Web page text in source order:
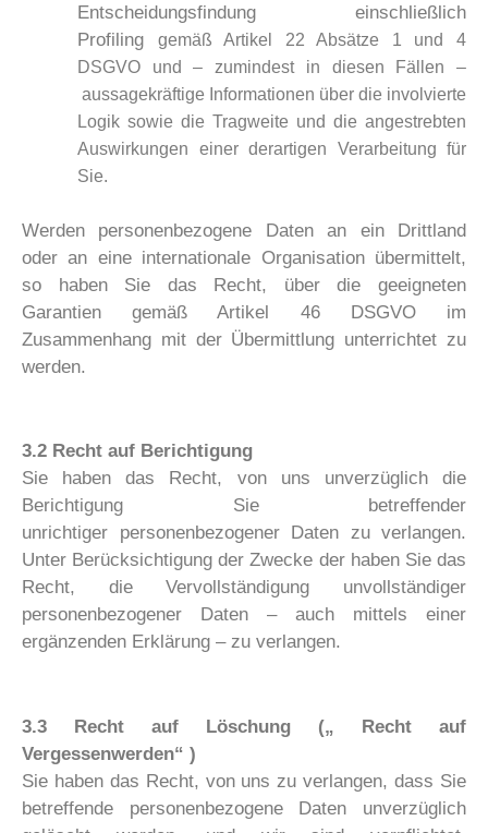
Entscheidungsfindung einschließlich
Profiling gemäß Artikel 22 Absätze 1 und 4
DSGVO und – zumindest in diesen Fällen –
aussagekräftige Informationen über die involvierte
Logik sowie die Tragweite und die angestrebten
Auswirkungen einer derartigen Verarbeitung für
Sie.
Werden personenbezogene Daten an ein Drittland
oder an eine internationale Organisation übermittelt,
so haben Sie das Recht, über die geeigneten
Garantien gemäß Artikel 46 DSGVO im
Zusammenhang mit der Übermittlung unterrichtet zu
werden.
3.2 Recht auf Berichtigung
Sie haben das Recht, von uns unverzüglich die
Berichtigung Sie betreffender
unrichtiger personenbezogener Daten zu verlangen.
Unter Berücksichtigung der Zwecke der haben Sie das
Recht, die Vervollständigung unvollständiger
personenbezogener Daten – auch mittels einer
ergänzenden Erklärung – zu verlangen.
3.3 Recht auf Löschung („ Recht auf
Vergessenwerden“ )
Sie haben das Recht, von uns zu verlangen, dass Sie
betreffende personenbezogene Daten unverzüglich